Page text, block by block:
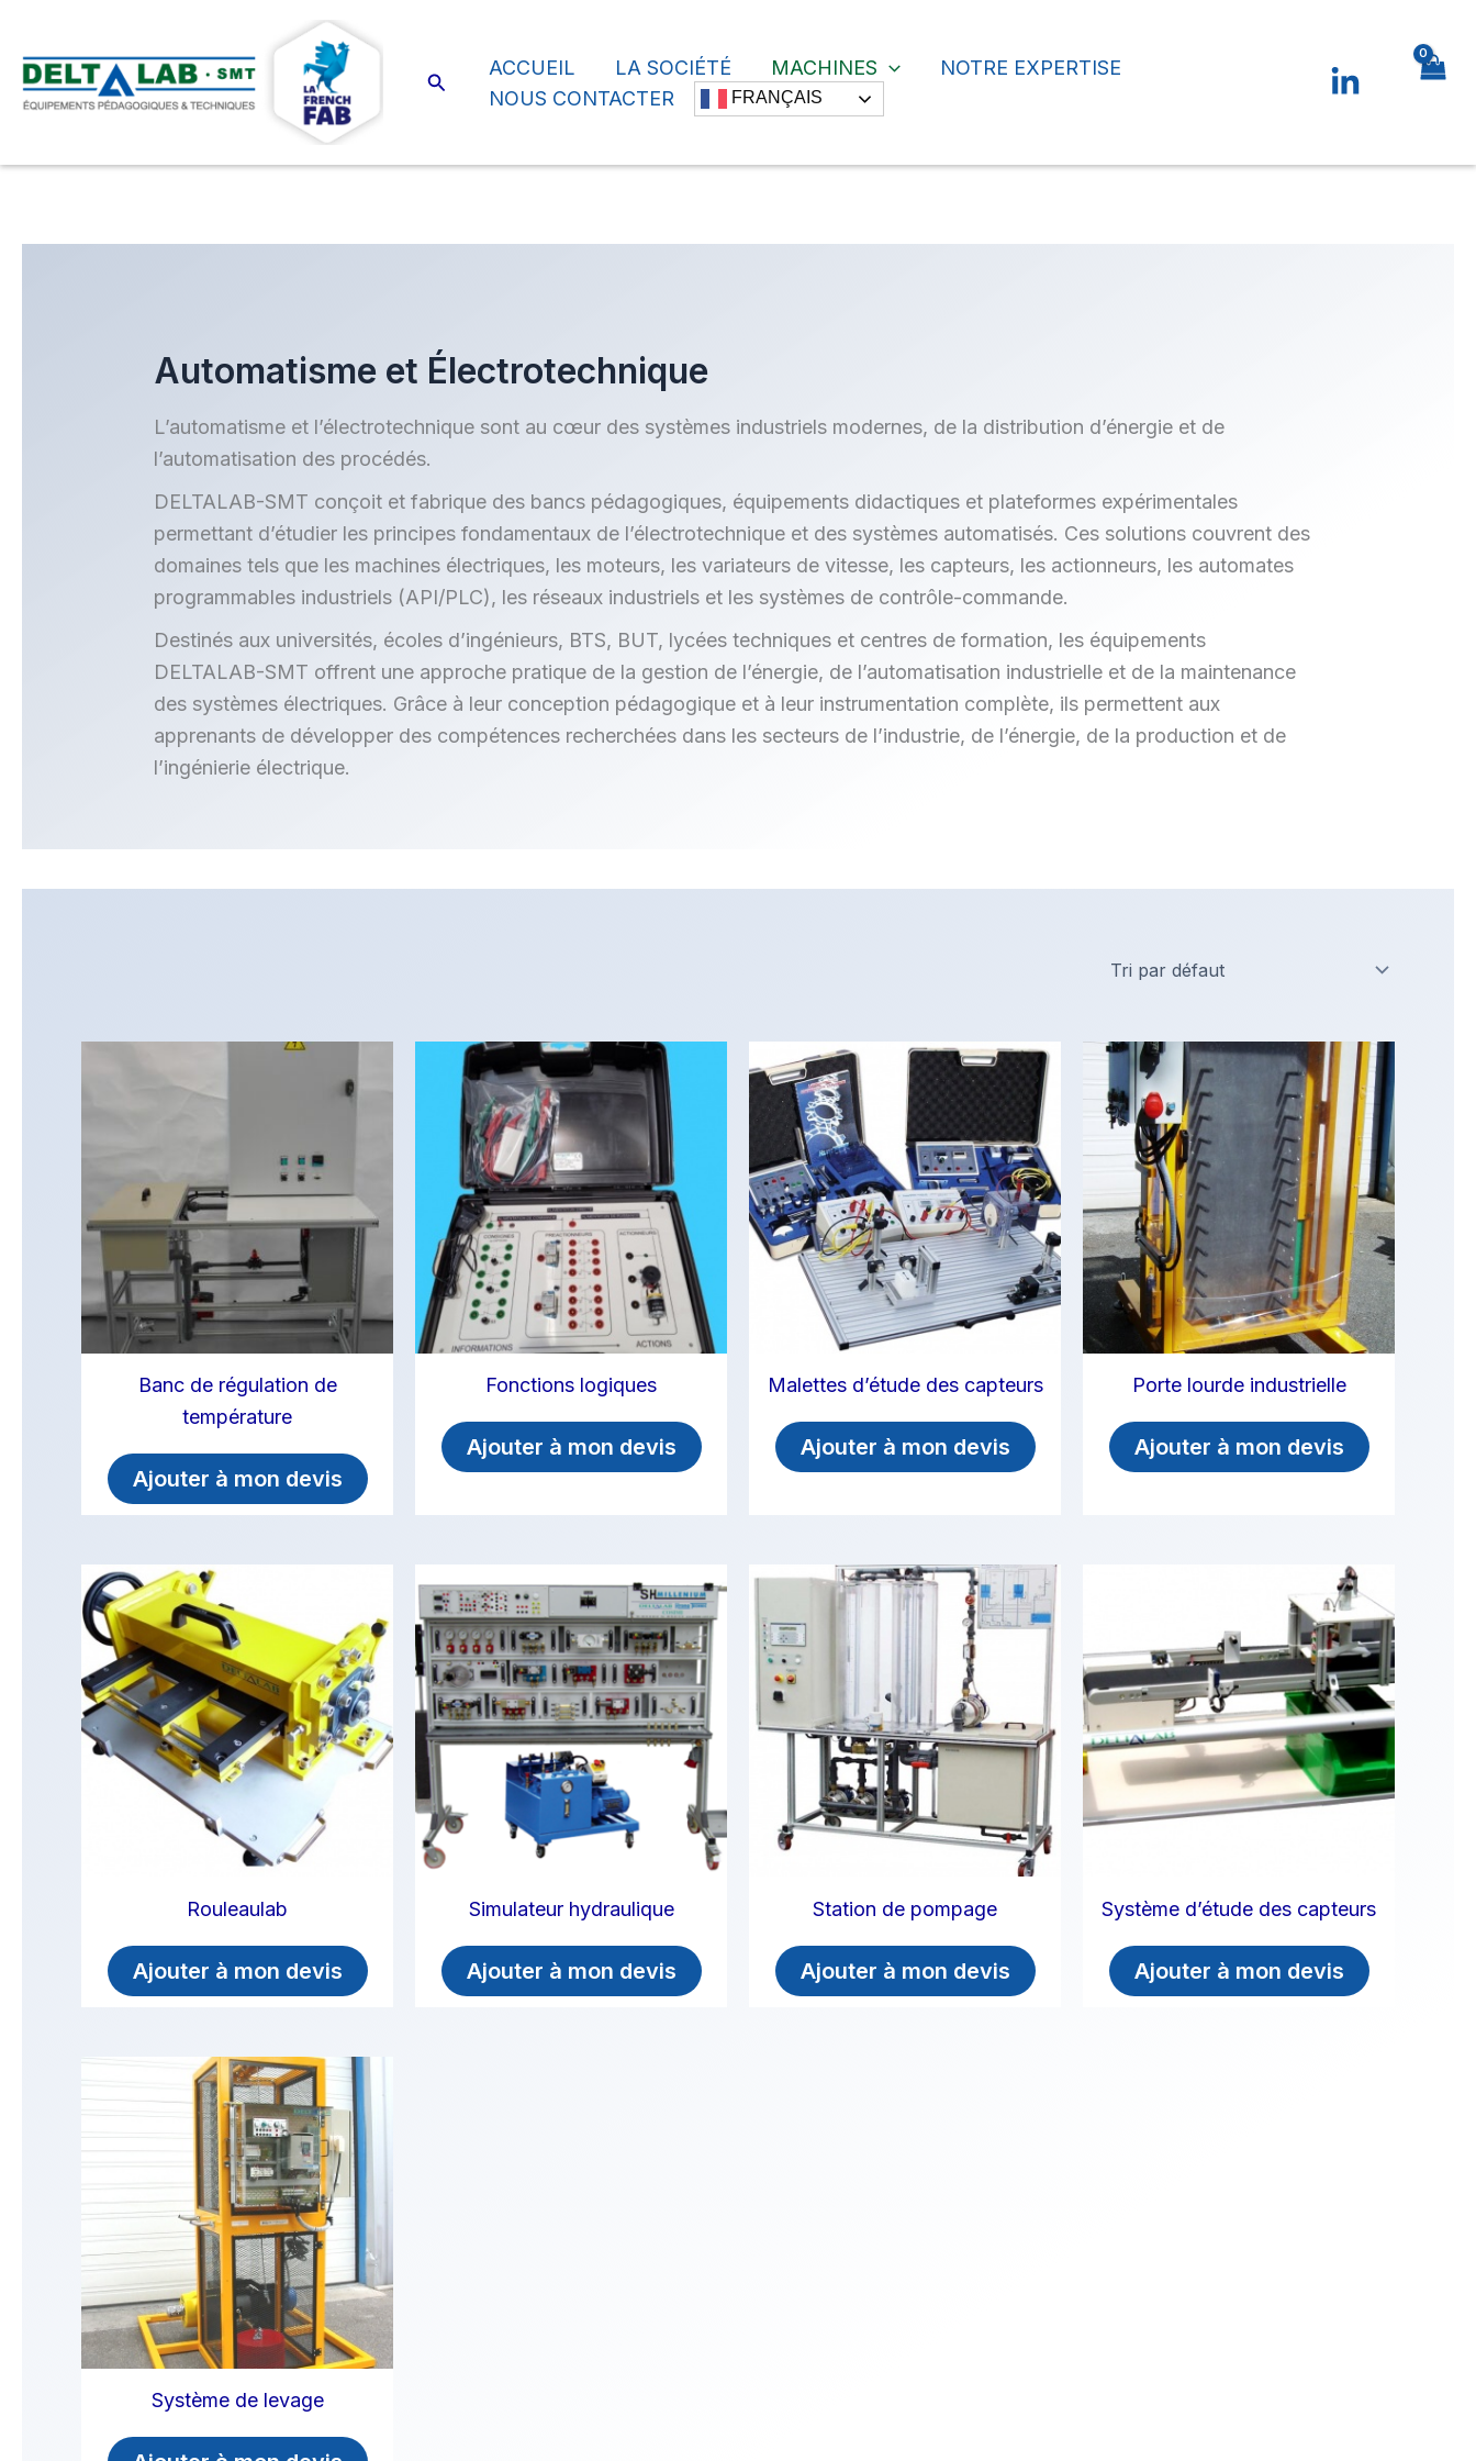
contenu
Rechercher
ACCUEIL LA SOCIÉTÉ MACHINES
NOTRE EXPERTISE
NOUS CONTACTER
FRANÇAIS
Automatisme et Électrotechnique
L’automatisme et l’électrotechnique sont au cœur des systèmes industriels modernes, de la distribution d’énergie et de
l’automatisation des procédés.
DELTALAB-SMT conçoit et fabrique des bancs pédagogiques, équipements didactiques et plateformes expérimentales
permettant d’étudier les principes fondamentaux de l’électrotechnique et des systèmes automatisés. Ces solutions couvrent des
domaines tels que les machines électriques, les moteurs, les variateurs de vitesse, les capteurs, les actionneurs, les automates
programmables industriels (API/PLC), les réseaux industriels et les systèmes de contrôle-commande.
Destinés aux universités, écoles d’ingénieurs, BTS, BUT, lycées techniques et centres de formation, les équipements
DELTALAB-SMT offrent une approche pratique de la gestion de l’énergie, de l’automatisation industrielle et de la maintenance
des systèmes électriques. Grâce à leur conception pédagogique et à leur instrumentation complète, ils permettent aux
apprenants de développer des compétences recherchées dans les secteurs de l’industrie, de l’énergie, de la production et de
l’ingénierie électrique.
Banc de régulation de
température
Ajouter à mon devis
Fonctions logiques
Ajouter à mon devis
Malettes d’étude des capteurs
Ajouter à mon devis
Porte lourde industrielle
Ajouter à mon devis
Rouleaulab
Ajouter à mon devis
Simulateur hydraulique
Ajouter à mon devis
Station de pompage
Ajouter à mon devis
Système d’étude des capteurs
Ajouter à mon devis
Système de levage